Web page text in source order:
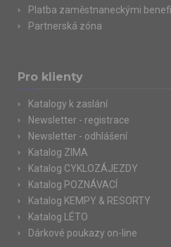
Platba zaměstnaneckými
Partnerská zóna
Pro klienty
Katalogy k zaslání
Newsletter - registrace
Newsletter - odhlášení
Katalog ZIMA
Katalog CYKLOZÁJEZDY
Katalog POZNÁVACÍ
Katalog KEMPY & RESORTY
Katalog LÉTO
Dárkové poukazy on-line